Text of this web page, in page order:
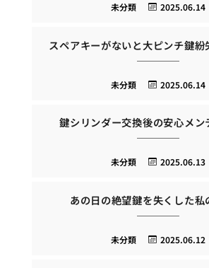
2025.06.14
未分類
スペアキーがないと大ピンチ鍵紛
2025.06.14
未分類
鍵シリンダー交換後の安心メン
2025.06.13
未分類
あの日の絶望鍵を失くした私
2025.06.12
未分類